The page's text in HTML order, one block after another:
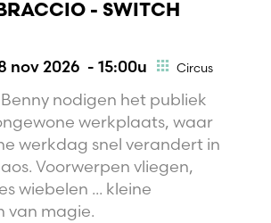
- SWITCH
nov 2026 - 15:00u Circus
nodigen het publiek
werkplaats, waar
werkdag snel verandert in
Voorwerpen vliegen,
wiebelen ... kleine
van magie.